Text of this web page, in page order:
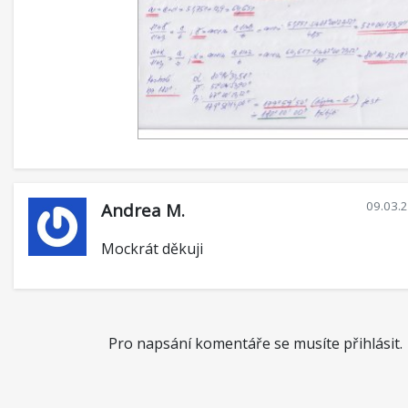
Andrea M.
Mockrát děkuji
Pro napsání komentáře se musíte přihlásit.